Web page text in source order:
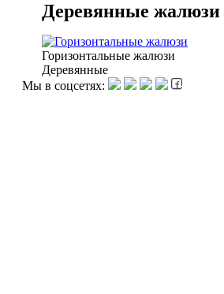
Деревянные жалюзи
Горизонтальные жалюзи
Деревянные
Мы в соцсетях: